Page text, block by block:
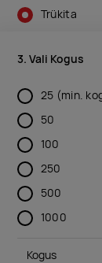
Trükita
3. Vali Kogus
25 (min.
50
100
250
500
1000
Kogus